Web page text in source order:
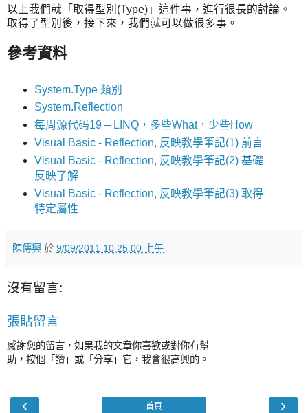
以上我們就「取得型別(Type)」這件事，進行很長的討論。
取得了型別後，接下來，我們就可以做很多事。
參考資料
System.Type 類別
System.Reflection
每周源代码19 – LINQ，多些What，少些How
Visual Basic - Reflection, 反映教學筆記(1) 前言
Visual Basic - Reflection, 反映教學筆記(2) 基礎
反映了解
Visual Basic - Reflection, 反映教學筆記(3) 取得
特定屬性
陳傳興 於 9/09/2011 10:25:00 上午
沒有留言:
張貼留言
感謝您的留言，如果我的文章你喜歡或對你有幫
助，按個「讚」或「分享」它，我會很高興的。
‹ ›
首頁